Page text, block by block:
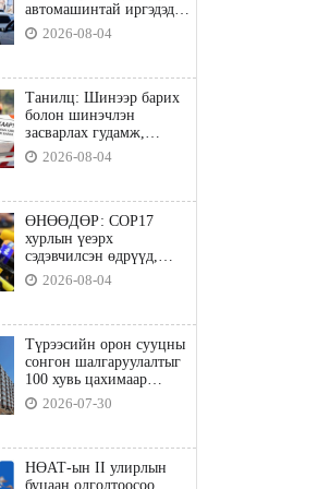
автомашинтай иргэдэд
шатахуун олгоно
2026-08-04
Танилц: Шинээр барих
болон шинэчлэн
засварлах гудамж,
замууд
2026-08-04
ӨНӨӨДӨР: COP17
хурлын үеэрх
сэдэвчилсэн өдрүүд,
үзвэр үйлчилгээний
талаар мэдээлнэ
2026-08-04
Түрээсийн орон сууцны
сонгон шалгаруулалтыг
100 хувь цахимаар
явуулна
2026-07-30
НӨАТ-ын II улирлын
буцаан олголтоосоо